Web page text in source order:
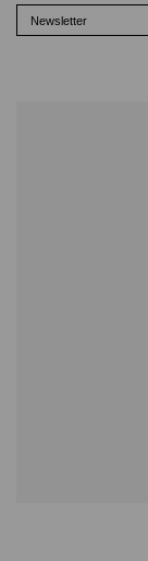
Newsletter